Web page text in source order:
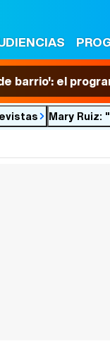
barrio': el
Mary